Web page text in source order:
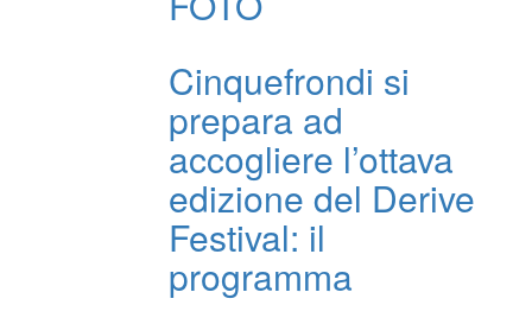
Cinquefrondi si
prepara ad
accogliere l’ottava
edizione del Derive
Festival: il
programma